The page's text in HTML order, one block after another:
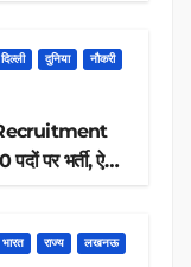
दिल्ली दुनिया नौकरी
पर भर्ती, ऐसे
भारत राज्य लखनऊ